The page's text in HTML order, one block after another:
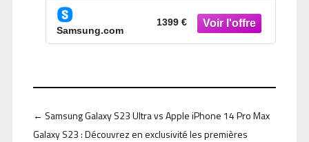
Samsung.com
1399 €
← Samsung Galaxy S23 Ultra vs Apple iPhone 14 Pro Max
Galaxy S23 : Découvrez en exclusivité les premières